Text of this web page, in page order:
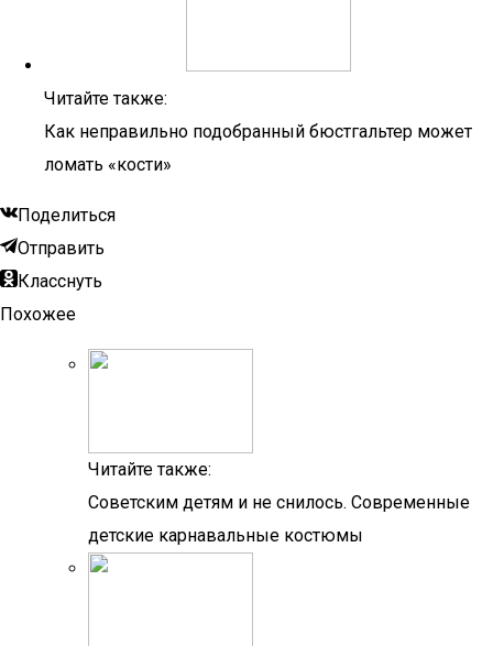
Читайте также:
Как неправильно подобранный бюстгальтер может
ломать «кости»
Поделиться
Отправить
Класснуть
Похожее
Читайте также:
Советским детям и не снилось. Современные
детские карнавальные костюмы